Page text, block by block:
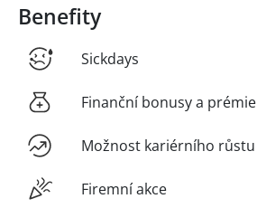
Benefity
Sickdays
Finanční bonusy a prémie
Možnost kariérního růstu
Firemní akce